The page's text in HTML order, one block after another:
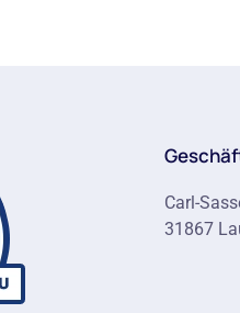
Carl-
31867